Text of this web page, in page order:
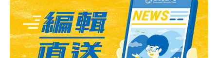
物，這也是為什麼我們要移除的原因。」志工們分為三
組，一組來到已被雜草覆蓋的百年炭窯，維護埋沒在草堆
的百年炭窯，另一組則將水池周圍被小花蔓澤蘭覆蓋的道
路整理出來，最後一組則是沿著路邊前進，並同步將路邊
的大花咸豐草一起移除，由於拔下的小花蔓澤蘭若留在當